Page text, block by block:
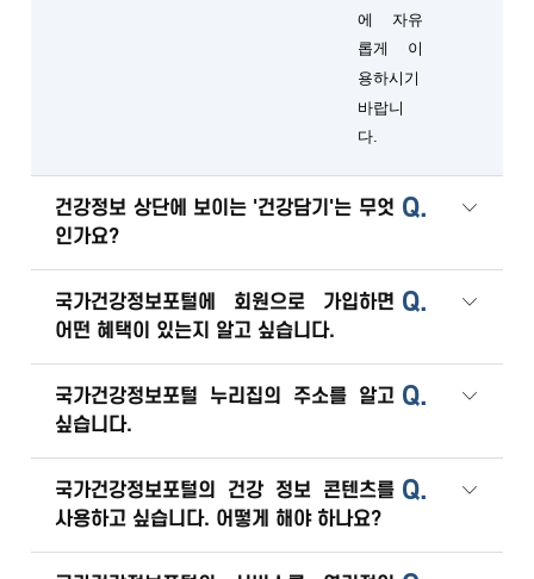
에 자유
롭게 이
용하시기
바랍니
다.
Q.
건강정보 상단에 보이는 '건강담기'는 무엇
인가요?
Q.
국가건강정보포털에 회원으로 가입하면
어떤 혜택이 있는지 알고 싶습니다.
Q.
국가건강정보포털 누리집의 주소를 알고
싶습니다.
Q.
국가건강정보포털의 건강 정보 콘텐츠를
사용하고 싶습니다. 어떻게 해야 하나요?